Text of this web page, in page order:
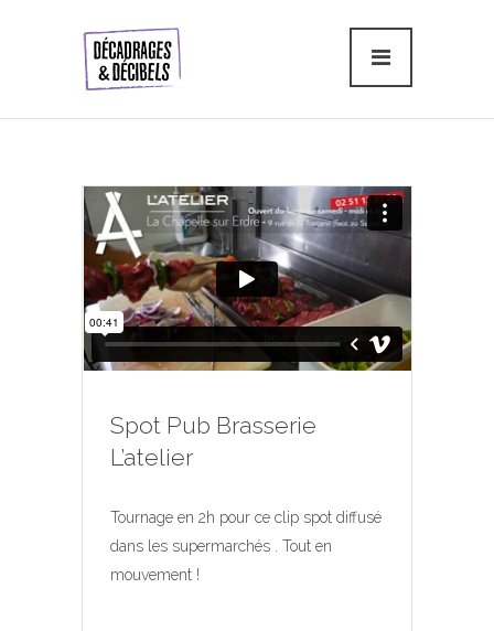
Spot Pub Brasserie
L’atelier
Tournage en 2h pour ce clip spot diffusé
dans les supermarchés . Tout en
mouvement !